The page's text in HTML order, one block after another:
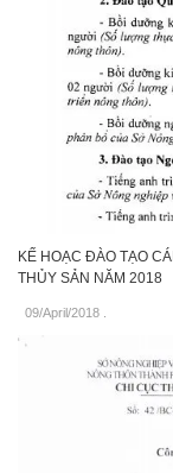
KẾ HOẠC ĐÀO TẠO
THỦY SẢN NĂM 2018
09/April/2018